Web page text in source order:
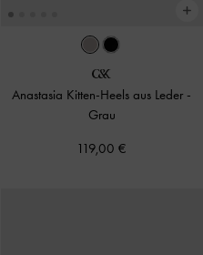
Anastasia Kitten-Heels aus Leder -
Grau
119,00 €